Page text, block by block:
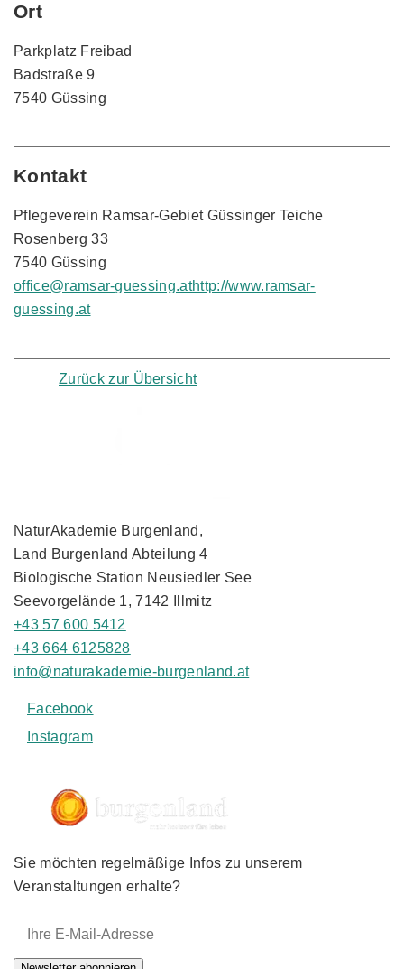
Ort
Parkplatz Freibad
Badstraße 9
7540 Güssing
Kontakt
Pflegeverein Ramsar-Gebiet Güssinger Teiche
Rosenberg 33
7540 Güssing
office@ramsar-guessing.athttp://www.ramsar-
guessing.at
Zurück zur Übersicht
NaturAkademie Burgenland,
Land Burgenland Abteilung 4
Biologische Station Neusiedler See
Seevorgelände 1, 7142 Illmitz
+43 57 600 5412
+43 664 6125828
info@naturakademie-burgenland.at
Facebook
Instagram
Sie möchten regelmäßige Infos zu unserem
Veranstaltungen erhalte?